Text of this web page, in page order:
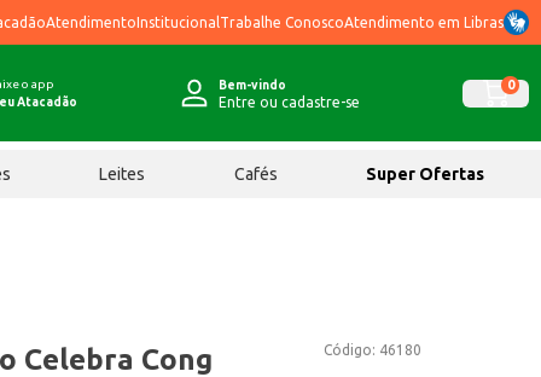
AtendimentoInstitucional Trabalhe ConoscoAtendimento em Libras
o app
Atacadão
Bem-vindo
Entre ou cadastre-se
0
Leites Cafés Super Ofertas
Código: 46180
Celebra Cong